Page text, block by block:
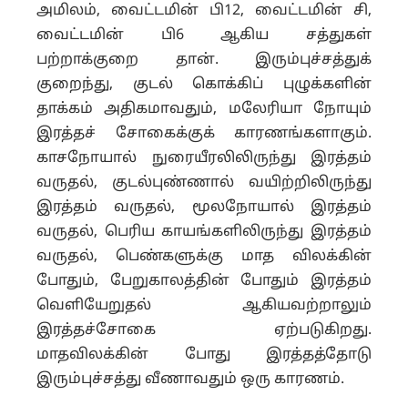
அமிலம், வைட்டமின் பி12, வைட்டமின் சி,
வைட்டமின் பி6 ஆகிய சத்துகள்
பற்றாக்குறை தான். இரும்புச்சத்துக்
குறைந்து, குடல் கொக்கிப் புழுக்களின்
தாக்கம் அதிகமாவதும், மலேரியா நோயும்
இரத்தச் சோகைக்குக் காரணங்களாகும்.
காசநோயால் நுரையீரலிலிருந்து இரத்தம்
வருதல், குடல்புண்ணால் வயிற்றிலிருந்து
இரத்தம் வருதல், மூலநோயால் இரத்தம்
வருதல், பெரிய காயங்களிலிருந்து இரத்தம்
வருதல், பெண்களுக்கு மாத விலக்கின்
போதும், பேறுகாலத்தின் போதும் இரத்தம்
வெளியேறுதல் ஆகியவற்றாலும்
இரத்தச்சோகை ஏற்படுகிறது.
மாதவிலக்கின் போது இரத்தத்தோடு
இரும்புச்சத்து வீணாவதும் ஒரு காரணம்.